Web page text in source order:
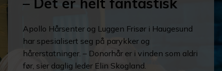
Apollo Hårsenter og Luggen Frisør i Haugesund
har spesialisert seg på parykker og
hårerstatninger. – Donorhår er i vinden som aldri
før, sier daglig leder Elin Skogland.